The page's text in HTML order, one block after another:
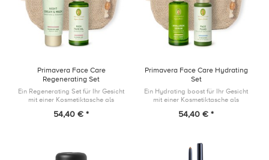
Primavera Face Care
Regenerating Set
Ein Regenerating Set für Ihr Gesicht
mit einer Kosmetiktasche als
54,40 € *
Primavera Face Care Hydrating
Set
Ein Hydrating boost für Ihr Gesicht
mit einer Kosmetiktasche als
54,40 € *